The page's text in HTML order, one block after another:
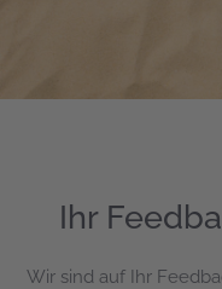
Ihr
Wir sind auf Ihr